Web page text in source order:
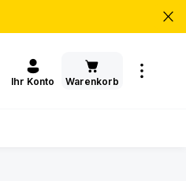
Ihr Konto Warenkorb